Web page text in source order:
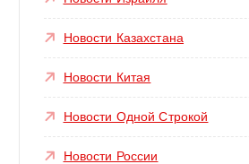
Новости Казахстана
Новости Китая
Новости Одной Строкой
Новости России